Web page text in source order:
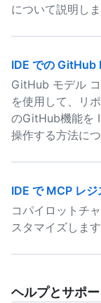
について説明しま
IDE での GitHub
GitHub モデル
を使用して、リ
のGitHub機能を
操作する方法に
IDE で MCP レ
コパイロットチ
スタマイズします
ヘルプとサポー